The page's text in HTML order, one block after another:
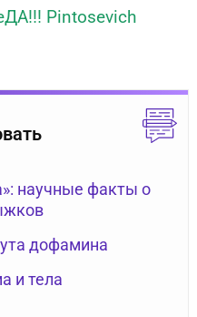
Pintosevich
научные факты о
дофамина
и тела